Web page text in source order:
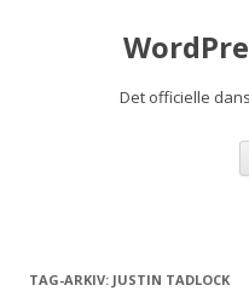
Det officielle
TAG-ARKIV: JUSTIN TADLOCK